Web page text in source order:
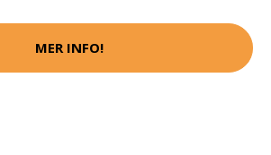
MER INFO!